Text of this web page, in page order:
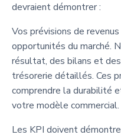
devraient démontrer :
Vos prévisions de
opportunités du marché.
résultat, des bilans et
trésorerie détaillés. Ces
comprendre la durabilité
votre modèle commercial.
Les KPI doivent